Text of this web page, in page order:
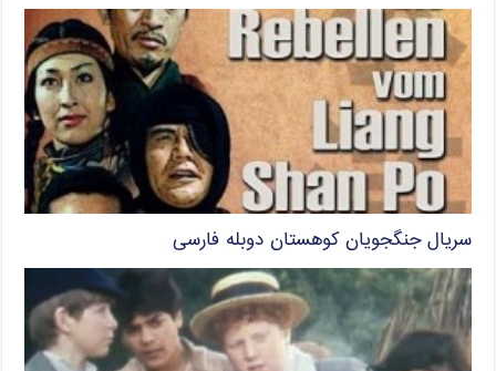
سریال جنگجویان کوهستان دوبله فارسی